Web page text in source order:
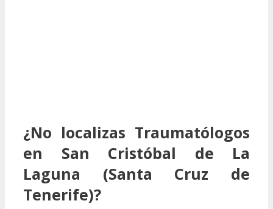
¿No localizas Traumatólogos
en San Cristóbal de La
Laguna (Santa Cruz de
Tenerife)?